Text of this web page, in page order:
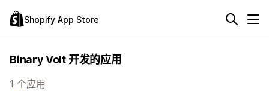
Shopify App Store
Binary Volt 开发的应用
1 个应用